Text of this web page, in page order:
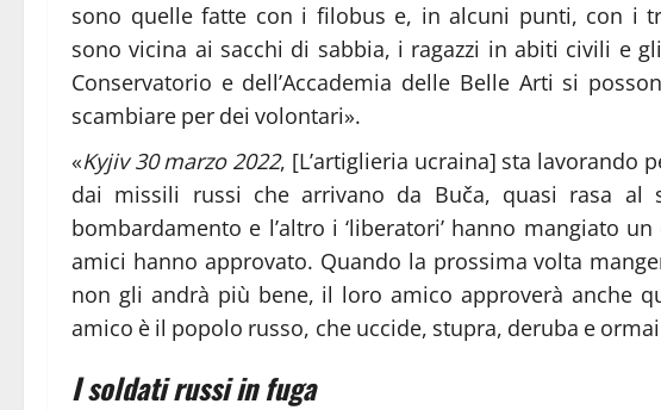
sono quelle fatte con i filobus e, in alcuni punti, con i
sono vicina ai sacchi di sabbia, i ragazzi in abiti civili e
Conservatorio e dell’Accademia delle Belle Arti si
scambiare per dei volontari».
«Kyjiv 30 marzo 2022, [L’artiglieria ucraina] sta lavorando
dai missili russi che arrivano da Buča, quasi rasa
bombardamento e l’altro i ‘liberatori’ hanno mangiato
amici hanno approvato. Quando la prossima volta
non gli andrà più bene, il loro amico approverà anche
amico è il popolo russo, che uccide, stupra, deruba e
I soldati russi in fuga